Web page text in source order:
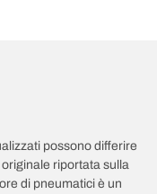
possono differire
riportata sulla
di pneumatici è un